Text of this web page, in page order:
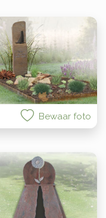
Bewaar foto